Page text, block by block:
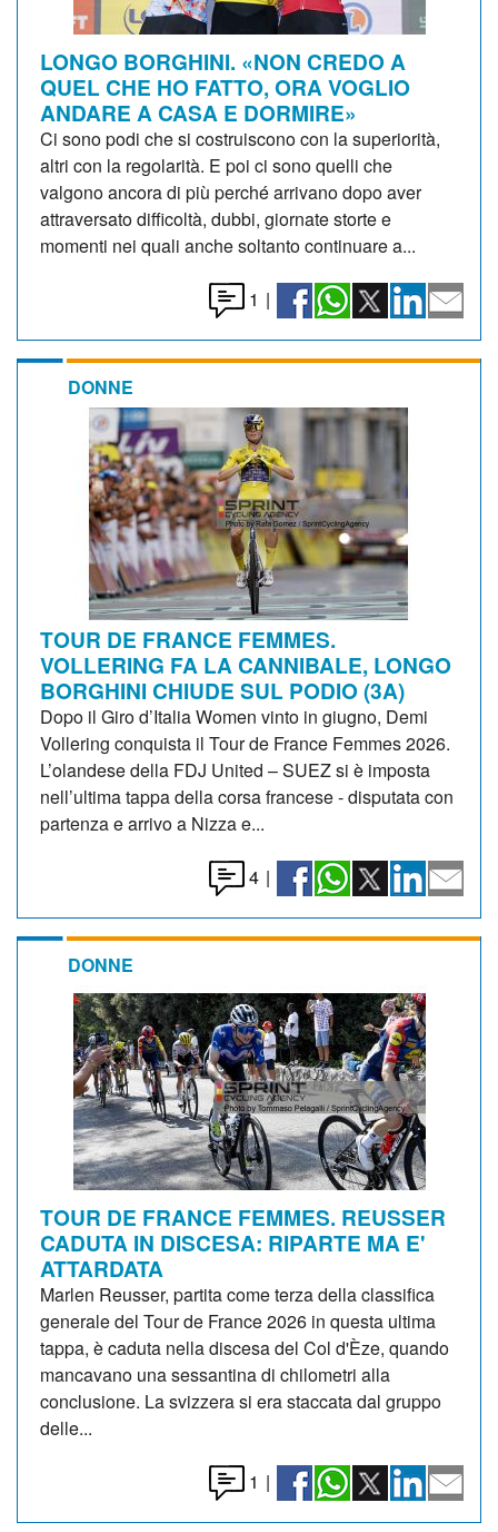
LONGO BORGHINI. «NON CREDO A
QUEL CHE HO FATTO, ORA VOGLIO
ANDARE A CASA E DORMIRE»
Ci sono podi che si costruiscono con la superiorità,
altri con la regolarità. E poi ci sono quelli che
valgono ancora di più perché arrivano dopo aver
attraversato difficoltà, dubbi, giornate storte e
momenti nei quali anche soltanto continuare a...
1 |
DONNE
TOUR DE FRANCE FEMMES.
VOLLERING FA LA CANNIBALE, LONGO
BORGHINI CHIUDE SUL PODIO (3A)
Dopo il Giro d’Italia Women vinto in giugno, Demi
Vollering conquista il Tour de France Femmes 2026.
L’olandese della FDJ United – SUEZ si è imposta
nell’ultima tappa della corsa francese - disputata con
partenza e arrivo a Nizza e...
4 |
DONNE
TOUR DE FRANCE FEMMES. REUSSER
CADUTA IN DISCESA: RIPARTE MA E'
ATTARDATA
Marlen Reusser, partita come terza della classifica
generale del Tour de France 2026 in questa ultima
tappa, è caduta nella discesa del Col d'Èze, quando
mancavano una sessantina di chilometri alla
conclusione. La svizzera si era staccata dal gruppo
delle...
1 |